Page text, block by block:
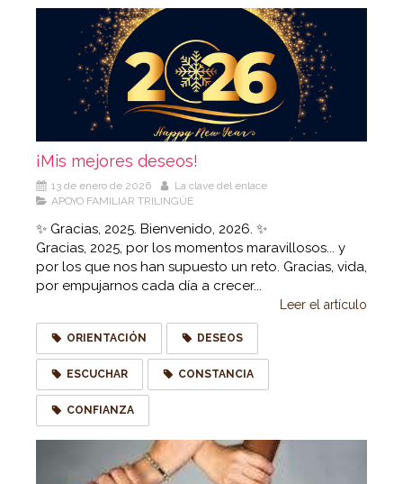
¡Mis mejores deseos!
13 de enero de 2026
La clave del enlace
APOYO FAMILIAR TRILINGÜE
✨ Gracias, 2025. Bienvenido, 2026. ✨
Gracias, 2025, por los momentos maravillosos... y
por los que nos han supuesto un reto. Gracias, vida,
por empujarnos cada día a crecer...
Leer el artículo
ORIENTACIÓN DESEOS
ESCUCHAR CONSTANCIA
CONFIANZA